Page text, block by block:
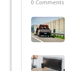
0 Comments